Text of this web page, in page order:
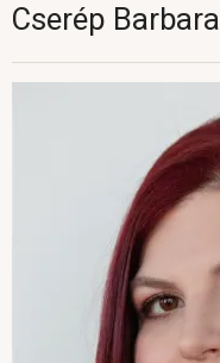
Cserép Barbara